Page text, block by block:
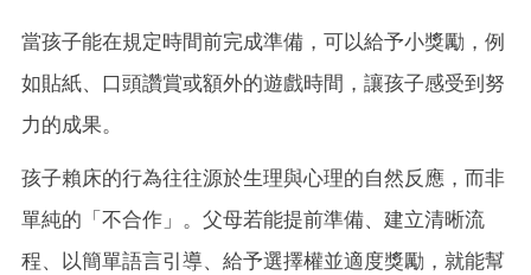
當孩子能在規定時間前完成準備，可以給予小獎勵，例
如貼紙、口頭讚賞或額外的遊戲時間，讓孩子感受到努
力的成果。
孩子賴床的行為往往源於生理與心理的自然反應，而非
單純的「不合作」。父母若能提前準備、建立清晰流
程、以簡單語言引導、給予選擇權並適度獎勵，就能幫